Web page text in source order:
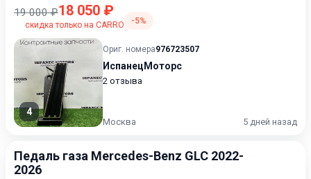
19 000 ₽18 050 ₽
скидка только на CARRO -5%
4
Ориг. номера976723507
ИспанецМоторс
2 отзыва
Москва 5 дней назад
Педаль газа Mercedes-Benz GLC 2022-
2026